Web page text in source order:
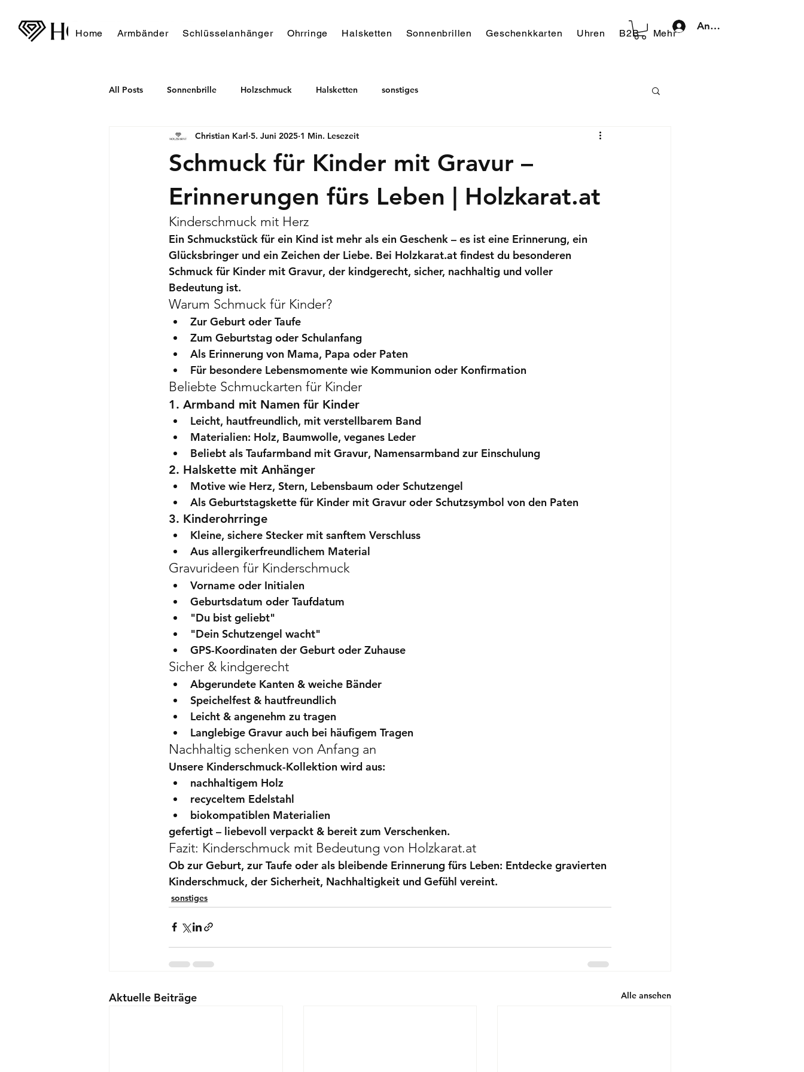
Home Armbänder Schlüsselanhänger Ohrringe Halsketten Sonnenbrillen Geschenkkarten Uhren B2B Mehr
Anmelden
All Posts Sonnenbrille Holzschmuck Halsketten sonstiges
Schmuck für Kinder mit Gravur –
Erinnerungen fürs Leben | Holzkarat.at
Christian Karl 5. Juni 2025 1 Min. Lesezeit
Kinderschmuck mit Herz
Ein Schmuckstück für ein Kind ist mehr als ein Geschenk – es ist eine Erinnerung, ein
Glücksbringer und ein Zeichen der Liebe. Bei Holzkarat.at findest du besonderen
Schmuck für Kinder mit Gravur, der kindgerecht, sicher, nachhaltig und voller
Bedeutung ist.
Warum Schmuck für Kinder?
Zur Geburt oder Taufe
Zum Geburtstag oder Schulanfang
Als Erinnerung von Mama, Papa oder Paten
Für besondere Lebensmomente wie Kommunion oder Konfirmation
Beliebte Schmuckarten für Kinder
1. Armband mit Namen für Kinder
Leicht, hautfreundlich, mit verstellbarem Band
Materialien: Holz, Baumwolle, veganes Leder
Beliebt als Taufarmband mit Gravur, Namensarmband zur Einschulung
2. Halskette mit Anhänger
Motive wie Herz, Stern, Lebensbaum oder Schutzengel
Als Geburtstagskette für Kinder mit Gravur oder Schutzsymbol von den Paten
3. Kinderohrringe
Kleine, sichere Stecker mit sanftem Verschluss
Aus allergikerfreundlichem Material
Gravurideen für Kinderschmuck
Vorname oder Initialen
Geburtsdatum oder Taufdatum
"Du bist geliebt"
"Dein Schutzengel wacht"
GPS-Koordinaten der Geburt oder Zuhause
Sicher & kindgerecht
Abgerundete Kanten & weiche Bänder
Speichelfest & hautfreundlich
Leicht & angenehm zu tragen
Langlebige Gravur auch bei häufigem Tragen
Nachhaltig schenken von Anfang an
Unsere Kinderschmuck-Kollektion wird aus:
nachhaltigem Holz
recyceltem Edelstahl
biokompatiblen Materialien
gefertigt – liebevoll verpackt & bereit zum Verschenken.
Fazit: Kinderschmuck mit Bedeutung von Holzkarat.at
Ob zur Geburt, zur Taufe oder als bleibende Erinnerung fürs Leben: Entdecke gravierten
Kinderschmuck, der Sicherheit, Nachhaltigkeit und Gefühl vereint.
sonstiges
Aktuelle Beiträge Alle ansehen